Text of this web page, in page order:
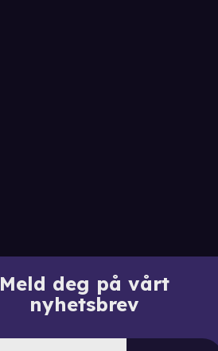
Meld deg på vårt
nyhetsbrev